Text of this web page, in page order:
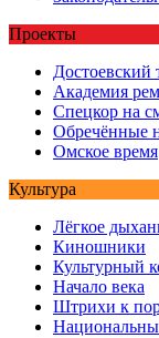
Проекты
Достоевский
Академия
Спецкор на
Обречённые
Омское время
Культура
Лёгкое
Киношники
Культурный
Начало века
Штрихи к